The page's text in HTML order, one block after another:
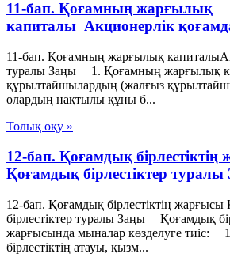
11-бап. Қоғамның жарғылық
капиталы Акционерлік
11-бап. Қоғамның жарғылық
туралы Заңы 1. Қоғамның жарғылық
құрылтайшылардың (жалғыз
олардың нақтылы құны б...
Толық оқу »
12-бап. Қоғамдық
Қоғамдық бiрлестiктер туралы
12-бап. Қоғамдық бірлестіктің
бiрлестiктер туралы Заңы Қоғамдық
жарғысында мыналар көзделуге тиіс:
бірлестіктің атауы, қызм...